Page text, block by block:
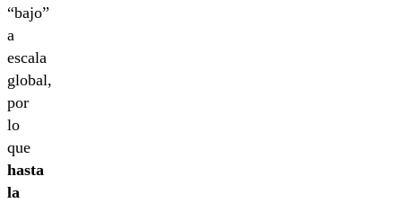
“bajo”
a
escala
global,
por
lo
que
hasta
la